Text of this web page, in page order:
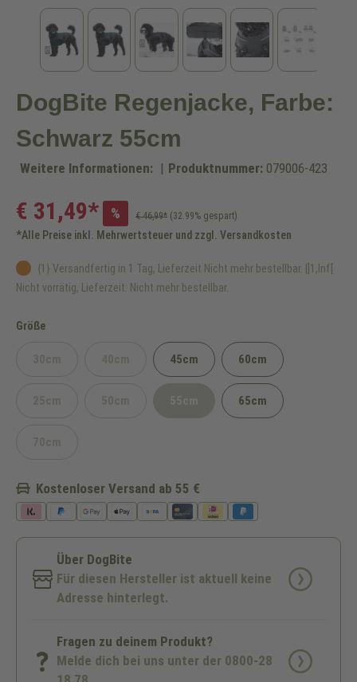
DogBite Regenjacke, Farbe:
Schwarz 55cm
Weitere Informationen: | Produktnummer: 079006-423
€ 31,49* % € 46,99* (32.99% gespart)
*Alle Preise inkl. Mehrwertsteuer und zzgl. Versandkosten
{1} Versandfertig in 1 Tag, Lieferzeit Nicht mehr bestellbar. |]1,Inf[
Nicht vorrätig, Lieferzeit: Nicht mehr bestellbar.
Größeauswählen
(Diese Option ist zurzeit nicht verfügbar.)
(Diese Option ist zurzeit nicht verfügbar.)
45cm 60cm
(Diese Option ist zurzeit nicht verfügbar.)
(Diese Option ist zurzeit nicht verfügbar.)
(Diese Option ist zurzeit nicht
65cm
Kostenloser Versand ab 55 €
Über DogBite
Für diesen Hersteller ist aktuell keine
Adresse hinterlegt.
Fragen zu deinem Produkt?
Melde dich bei uns unter der 0800-28